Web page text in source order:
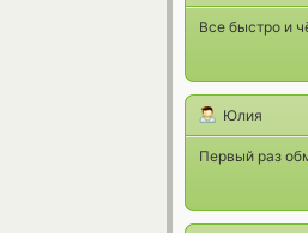
Все быстро и
Юлия
Первый раз